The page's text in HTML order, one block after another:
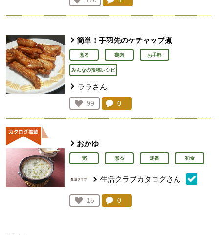
人が登録
簡単！手羽先のケチャップ煮
煮る 鶏肉 お手軽
みんなの投稿レシピ
ララさん
お気に入り登録：
99
人が登録
コメント：
0
おかゆ
粥 煮る 定番 和食
生活クラブカタログさん
お気に入り登録：
15
人が登録
コメント：
0